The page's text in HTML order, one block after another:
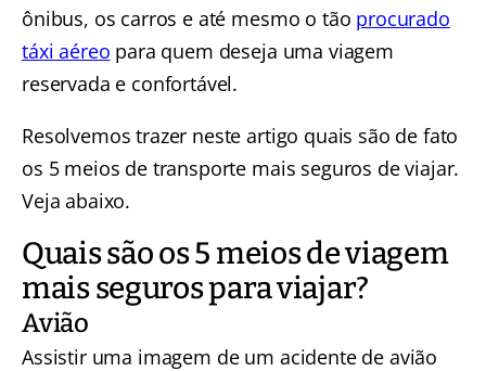
ônibus, os carros e até mesmo o tão procurado
táxi aéreo para quem deseja uma viagem
reservada e confortável.
Resolvemos trazer neste artigo quais são de fato
os 5 meios de transporte mais seguros de viajar.
Veja abaixo.
Quais são os 5 meios de viagem
mais seguros para viajar?
Avião
Assistir uma imagem de um acidente de avião